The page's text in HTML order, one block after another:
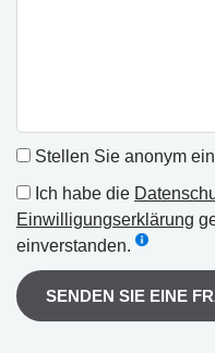
Stellen Sie anonym
Ich habe die
Einwilligungserklärung
einverstanden.
SENDEN SIE EINE